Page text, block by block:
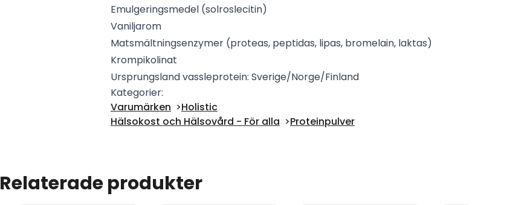
Emulgeringsmedel (solroslecitin)
Vaniljarom
Matsmältningsenzymer (proteas, peptidas, lipas, bromelain, laktas)
Krompikolinat
Ursprungsland vassleprotein: Sverige/Norge/Finland
Kategorier:
Varumärken
Holistic
Hälsokost och Hälsovård - För alla
Proteinpulver
Relaterade produkter